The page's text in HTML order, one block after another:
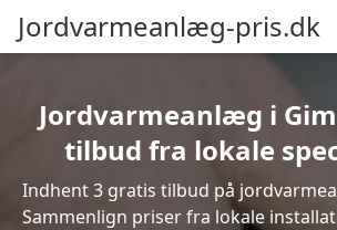
Jordvarmeanlæg-pris.dk
Jordvarmeanlæg i
tilbud fra lokale
Indhent 3 gratis tilbud på
Sammenlign priser fra lokale